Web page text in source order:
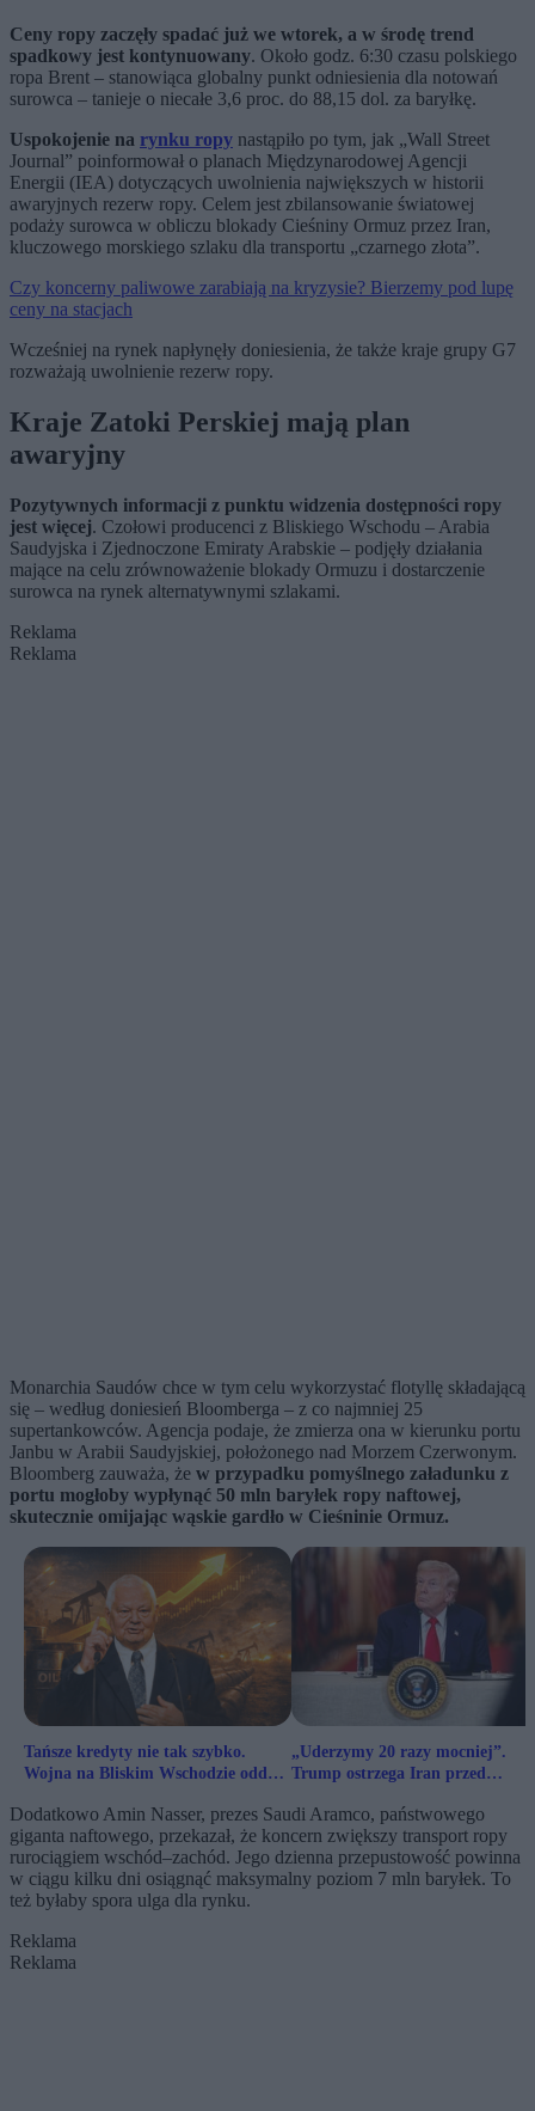
Ceny ropy zaczęły spadać już we wtorek, a w środę trend
spadkowy jest kontynuowany. Około godz. 6:30 czasu polskiego
ropa Brent – stanowiąca globalny punkt odniesienia dla notowań
surowca – tanieje o niecałe 3,6 proc. do 88,15 dol. za baryłkę.
Uspokojenie na rynku ropy nastąpiło po tym, jak „Wall Street
Journal” poinformował o planach Międzynarodowej Agencji
Energii (IEA) dotyczących uwolnienia największych w historii
awaryjnych rezerw ropy. Celem jest zbilansowanie światowej
podaży surowca w obliczu blokady Cieśniny Ormuz przez Iran,
kluczowego morskiego szlaku dla transportu „czarnego złota”.
Czy koncerny paliwowe zarabiają na kryzysie? Bierzemy pod lupę
ceny na stacjach
Wcześniej na rynek napłynęły doniesienia, że także kraje grupy G7
rozważają uwolnienie rezerw ropy.
Kraje Zatoki Perskiej mają plan
awaryjny
Pozytywnych informacji z punktu widzenia dostępności ropy
jest więcej. Czołowi producenci z Bliskiego Wschodu – Arabia
Saudyjska i Zjednoczone Emiraty Arabskie – podjęły działania
mające na celu zrównoważenie blokady Ormuzu i dostarczenie
surowca na rynek alternatywnymi szlakami.
Reklama
Reklama
Monarchia Saudów chce w tym celu wykorzystać flotyllę składającą
się – według doniesień Bloomberga – z co najmniej 25
supertankowców. Agencja podaje, że zmierza ona w kierunku portu
Janbu w Arabii Saudyjskiej, położonego nad Morzem Czerwonym.
Bloomberg zauważa, że w przypadku pomyślnego załadunku z
portu mogłoby wypłynąć 50 mln baryłek ropy naftowej,
skutecznie omijając wąskie gardło w Cieśninie Ormuz.
Tańsze kredyty nie tak szybko.
Wojna na Bliskim Wschodzie oddala
„Uderzymy 20 razy mocniej”.
Trump ostrzega Iran przed
Dodatkowo Amin Nasser, prezes Saudi Aramco, państwowego
giganta naftowego, przekazał, że koncern zwiększy transport ropy
rurociągiem wschód–zachód. Jego dzienna przepustowość powinna
w ciągu kilku dni osiągnąć maksymalny poziom 7 mln baryłek. To
też byłaby spora ulga dla rynku.
Reklama
Reklama